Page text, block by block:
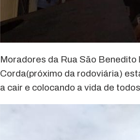
Moradores da Rua São
Corda(próximo da rodoviária)
a cair e colocando a vida de